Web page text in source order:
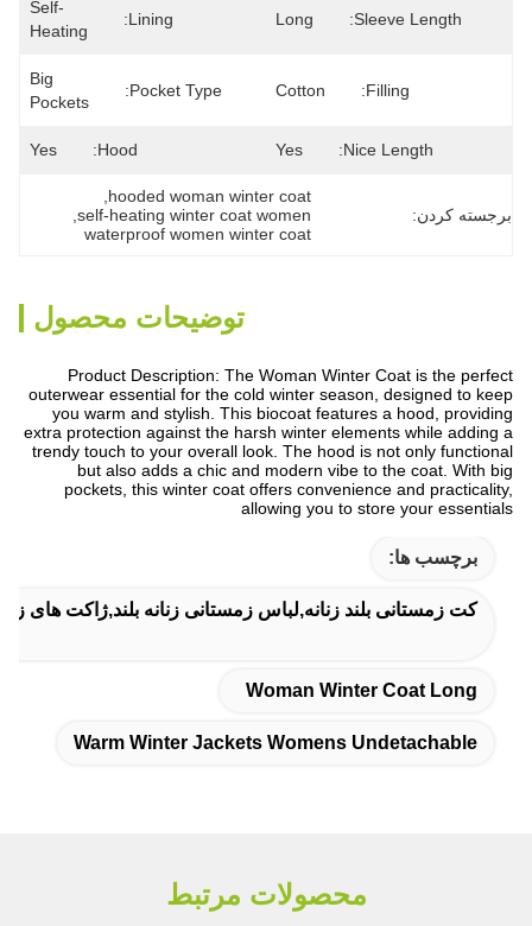
Sleeve Length:
Long
Lining:
Self-
Heating
Filling:
Cotton
Pocket Type:
Big
Pockets
Nice Length:
Yes
Hood:
Yes
برجسته کردن:
hooded woman winter coat
self-heating winter coat women
waterproof women winter coat
توضیحات محصول
Product Description: The Woman Winter Coat is the perfect
outerwear essential for the cold winter season, designed to keep
you warm and stylish. This biocoat features a hood, providing
extra protection against the harsh winter elements while adding a
trendy touch to your overall look. The hood is not only functional
but also adds a chic and modern vibe to the coat. With big
pockets, this winter coat offers convenience and practicality,
allowing you to store your essentials
برچسب ها:
کت زمستانی بلند زنانه,لباس زمستانی زنانه بلند,ژاکت های
Woman Winter Coat Long
Warm Winter Jackets Womens Undetachable
محصولات مرتبط